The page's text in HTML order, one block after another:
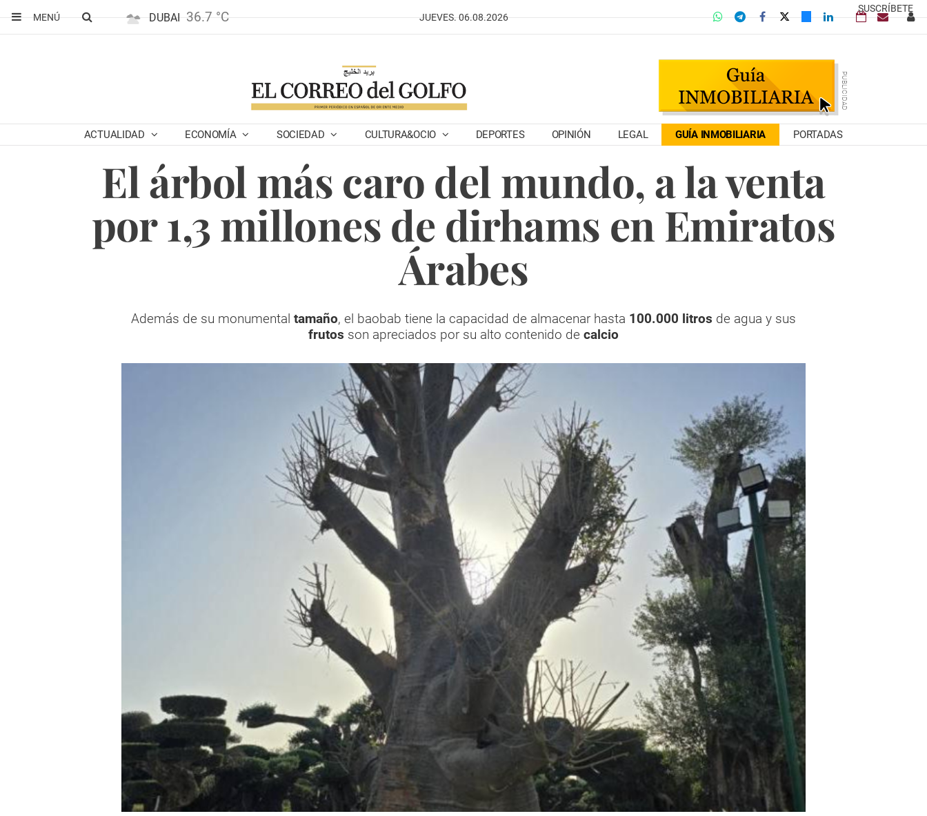
SUSCRÍBETE
MENÚ
DUBAI 36.7 °C JUEVES. 06.08.2026
ACTUALIDAD ECONOMÍA SOCIEDAD CULTURA&OCIO DEPORTES OPINIÓN LEGAL GUÍA INMOBILIARIA PORTADAS
El árbol más caro del mundo, a la venta
por 1,3 millones de dirhams en Emiratos
Árabes
Además de su monumental tamaño, el baobab tiene la capacidad de almacenar hasta 100.000 litros de agua y sus
frutos son apreciados por su alto contenido de calcio